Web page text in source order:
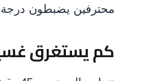
محترفين يضبطون درجة
كم يستغرق